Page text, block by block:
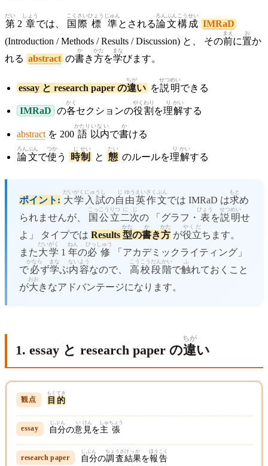
第
だい
2 章
しょう
では、 国
こく
際
さい
標
ひょう
準
じゅん
とされる論文
ろんぶん
構
こう
成
せい
IMRaD
(Introduction / Methods / Results / Discussion) と、 その前
まえ
に置
お
か
れる abstract の書
か
き方
かた
を学
まな
びます。
essay と research paper の違
ちが
い を説
せつ
明
めい
できる
IMRaD の各
かく
セクションの役
やく
割
わり
を理
り
解
かい
する
abstract を 200 語
かたり
以内
いない
で書
か
ける
論文
ろんぶん
で使
つか
う 時
じ
制
せい
と 態
たい
のルールを理
り
解
かい
する
ポイント: 大学
だいがく
入試
にゅうし
の自
じ
由
ゆう
英
えい
作
さく
文
ぶん
では IMRaD は求
もと
め
られませんが、
国公立
こっこうりつ
二
に
次
じ
の 「グラフ・ 表
ひょう
を説
せつ
明
めい
せ
よ」 タイプでは Results 型
かた
の書
か
き方
かた
が役立
やくだ
ちます。
また大学
だいがく
1 年
ねん
の必修
ひっしゅう
「アカデミックライティング」
で必
かなら
ず学
まな
ぶ内
ない
容
よう
なので、 高校
こうこう
段階
だんかい
で触
ふ
れておくこと
が大
おお
きなアドバンテージになります。
1. essay と research paper の違
ちが
い
目
もく
的
てき
自分
じぶん
の意
い
見
けん
を主
しゅ
張
ちょう
自分
じぶん
の調査
ちょうさ
結果
けっか
を報
ほう
告
こく